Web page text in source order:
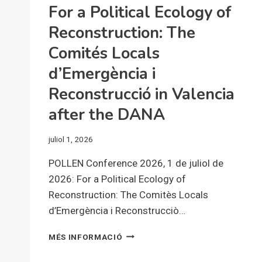
For a Political Ecology of
Reconstruction: The
Comités Locals
d’Emergència i
Reconstrucció in Valencia
after the DANA
juliol 1, 2026
POLLEN Conference 2026, 1 de juliol de
2026: For a Political Ecology of
Reconstruction: The Comitès Locals
d’Emergència i Reconstrucciò…
MÉS INFORMACIÓ FOR